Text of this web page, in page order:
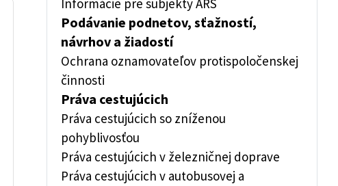
Informácie pre subjekty ARS
Podávanie podnetov, sťažností,
návrhov a žiadostí
Ochrana oznamovateľov protispoločenskej
činnosti
Práva cestujúcich
Práva cestujúcich so zníženou
pohyblivosťou
Práva cestujúcich v železničnej doprave
Práva cestujúcich v autobusovej a